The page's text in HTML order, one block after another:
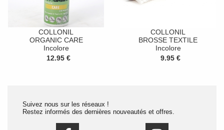
COLLONIL
ORGANIC CARE
Incolore
12.95 €
COLLONIL
BROSSE TEXTILE
Incolore
9.95 €
Suivez nous sur les réseaux !
Restez informés des dernières nouveautés et offres.